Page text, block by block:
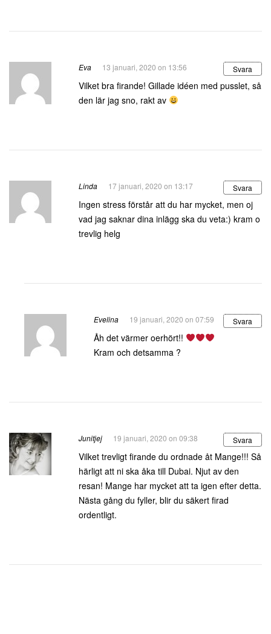
Eva 13 januari, 2020 on 13:56 Svara
Vilket bra firande! Gillade idéen med pusslet, så
den lär jag sno, rakt av
Linda 17 januari, 2020 on 13:17 Svara
Ingen stress förstår att du har mycket, men oj
vad jag saknar dina inlägg ska du veta:) kram o
trevlig helg
Evelina 19 januari, 2020 on 07:59 Svara
Åh det värmer oerhört!!
Kram och detsamma ?
Junitjej 19 januari, 2020 on 09:38 Svara
Vilket trevligt firande du ordnade åt Mange!!! Så
härligt att ni ska åka till Dubai. Njut av den
resan! Mange har mycket att ta igen efter detta.
Nästa gång du fyller, blir du säkert firad
ordentligt.